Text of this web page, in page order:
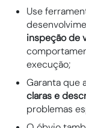
Use
inspeção de
execução;
Garanta que
claras e
problemas